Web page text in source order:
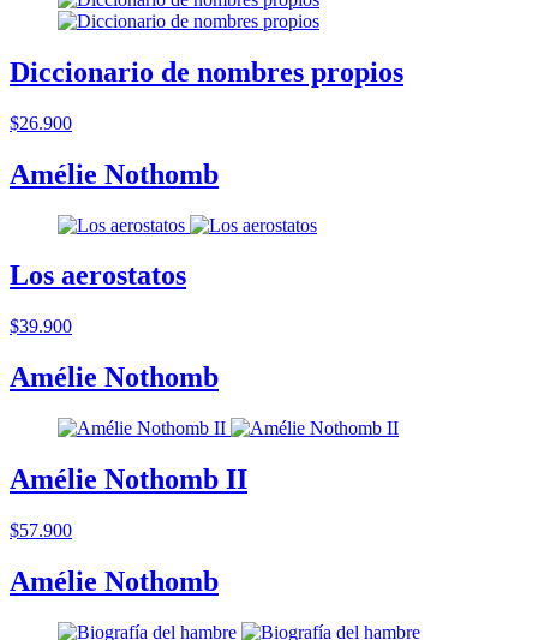
Diccionario de nombres propios
$26.900
Amélie Nothomb
Los aerostatos
$39.900
Amélie Nothomb
Amélie Nothomb II
$57.900
Amélie Nothomb